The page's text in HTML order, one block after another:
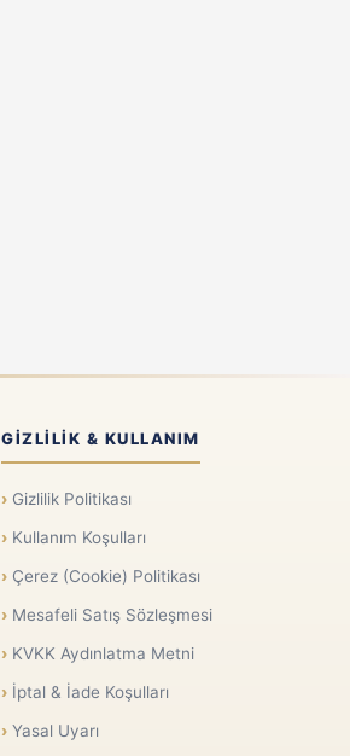
GIZLILIK & KULLANIM
Gizlilik Politikası
Kullanım Koşulları
Çerez (Cookie) Politikası
Mesafeli Satış Sözleşmesi
KVKK Aydınlatma Metni
İptal & İade Koşulları
Yasal Uyarı